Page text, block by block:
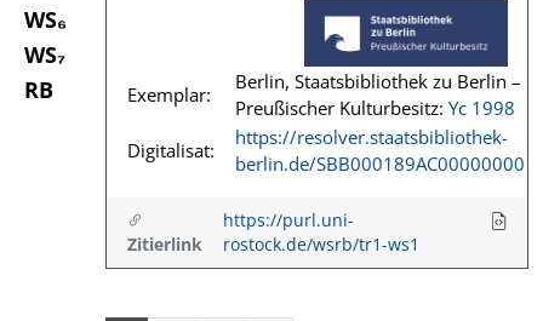
WS₆
WS₇
RB
Exemplar:
Berlin, Staatsbibliothek zu Berlin –
Preußischer Kulturbesitz: Yc 1998
Digitalisat:
https://resolver.staatsbibliothek-
berlin.de/SBB000189AC00000000
Zitierlink
https://purl.uni-
rostock.de/wsrb/tr1-ws1